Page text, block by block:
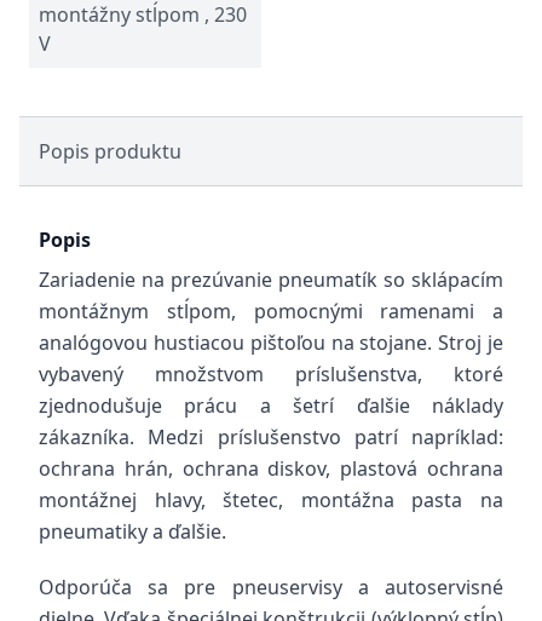
montážny stĺpom , 230
V
Popis produktu
Popis
Zariadenie na prezúvanie pneumatík so sklápacím
montážnym stĺpom, pomocnými ramenami a
analógovou hustiacou pištoľou na stojane. Stroj je
vybavený množstvom príslušenstva, ktoré
zjednodušuje prácu a šetrí ďalšie náklady
zákazníka. Medzi príslušenstvo patrí napríklad:
ochrana hrán, ochrana diskov, plastová ochrana
montážnej hlavy, štetec, montážna pasta na
pneumatiky a ďalšie.
Odporúča sa pre pneuservisy a autoservisné